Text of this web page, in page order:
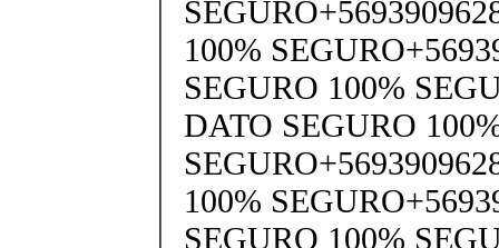
100%
SEGURO 100%
DATO SEGURO
100%
SEGURO 100%